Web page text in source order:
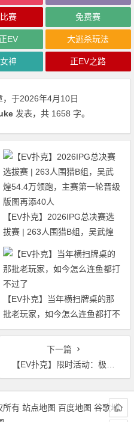
赛 免费赛
EV 大逃杀玩法
神 正EV之路
，于2026年4月10日
发表，共 1658 字。
【EV扑克】2026IPG总决赛选
拔赛 | 263人围猎B组，吴武煌
54.4万领跑，主赛第一轮晋级版
【EV扑克】当年横扫牌桌的那
批老玩家，如今怎么连鱼都打不
过了
下一篇
【EV扑克】限时活动：极速扑克节奏，极速到账奖励｜周五限定三重加码，狂欢加倍！
所有 站点地图 百度地图 谷歌地